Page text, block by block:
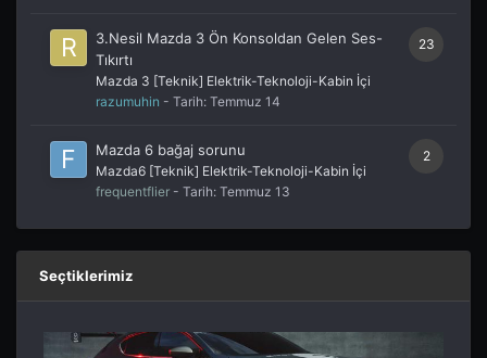
23
3.Nesil Mazda 3 Ön Konsoldan Gelen Ses-
Tıkırtı
Mazda 3 [Teknik] Elektrik-Teknoloji-Kabin İçi
razumuhin - Tarih: Temmuz 14
2
Mazda 6 bağaj sorunu
Mazda6 [Teknik] Elektrik-Teknoloji-Kabin İçi
frequentflier - Tarih: Temmuz 13
Seçtiklerimiz